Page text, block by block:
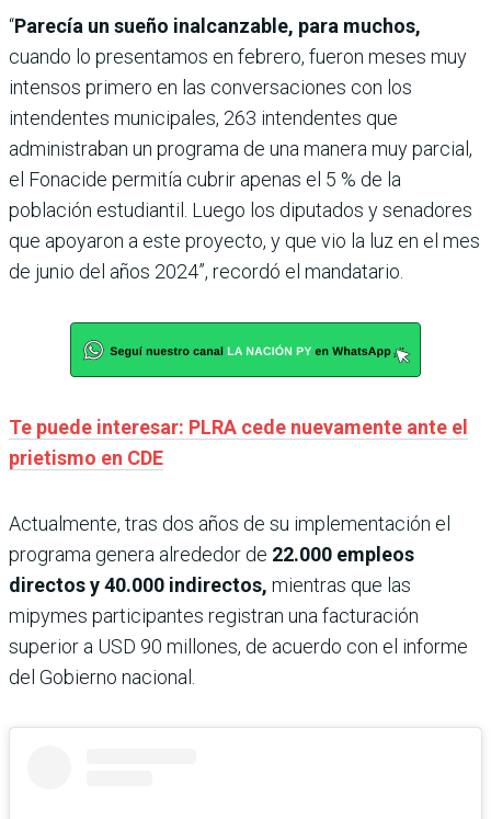
“Parecía un sueño inalcanzable, para muchos,
cuando lo presentamos en febrero, fueron meses muy
intensos primero en las conversaciones con los
intendentes municipales, 263 intendentes que
administraban un programa de una manera muy parcial,
el Fonacide permitía cubrir apenas el 5 % de la
población estudiantil. Luego los diputados y senadores
que apoyaron a este proyecto, y que vio la luz en el mes
de junio del años 2024”, recordó el mandatario.
Te puede interesar: PLRA cede nuevamente ante el
prietismo en CDE
Actualmente, tras dos años de su implementación el
programa genera alrededor de 22.000 empleos
directos y 40.000 indirectos, mientras que las
mipymes participantes registran una facturación
superior a USD 90 millones, de acuerdo con el informe
del Gobierno nacional.